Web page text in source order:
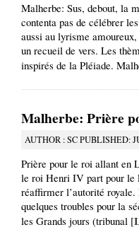
Malherbe: Sus, debout, la
contenta pas de célébrer
aussi au lyrisme
un recueil de vers. Les
inspirés de la Pléiade.
Malherbe: Prière
AUTHOR : SC PUBLISHED:
Prière pour le roi allant en
le roi Henri IV part pour le
réaffirmer l’autorité
quelques troubles pour la
les Grands jours (tribunal [